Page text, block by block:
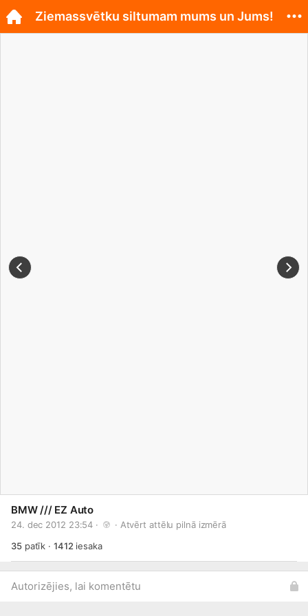
BMW /// EZ Auto
24. dec 2012 23:54 · · Atvērt attēlu pilnā izmērā
35patīk · 1412 iesaka
Autorizējies, lai komentētu
Ziemassvētku siltumam mums un Jums!